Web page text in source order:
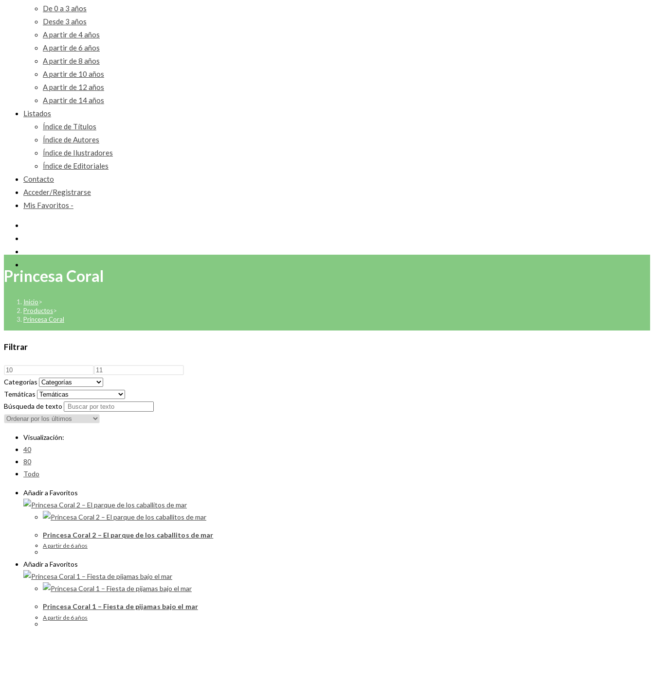
De 0 a 3 años
Desde 3 años
A partir de 4 años
A partir de 6 años
A partir de 8 años
A partir de 10 años
A partir de 12 años
A partir de 14 años
Listados
Índice de Títulos
Índice de Autores
Índice de Ilustradores
Índice de Editoriales
Contacto
Acceder/Registrarse
Mis Favoritos -
Princesa Coral
Inicio>
Productos>
Princesa Coral
Filtrar
Categorías
Temáticas
Búsqueda de texto
Visualización:
40
80
Todo
Añadir a Favoritos
Princesa Coral 2 – El parque de los caballitos de mar
A partir de 6 años
Añadir a Favoritos
Princesa Coral 1 – Fiesta de pijamas bajo el mar
A partir de 6 años